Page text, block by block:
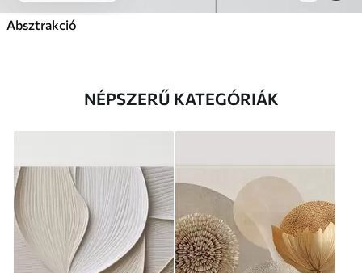
Absztrakció
NÉPSZERŰ KATEGÓRIÁK